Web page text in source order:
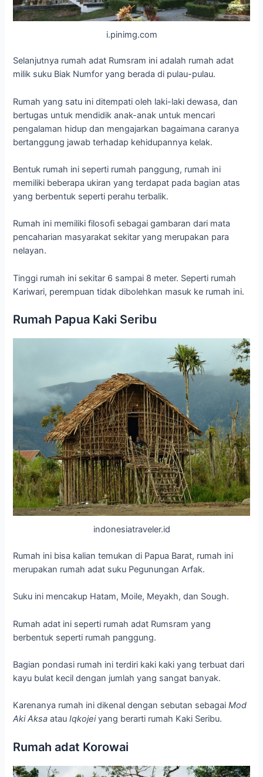
i.pinimg.com
Selanjutnya rumah adat Rumsram ini adalah rumah adat
milik suku Biak Numfor yang berada di pulau-pulau.
Rumah yang satu ini ditempati oleh laki-laki dewasa, dan
bertugas untuk mendidik anak-anak untuk mencari
pengalaman hidup dan mengajarkan bagaimana caranya
bertanggung jawab terhadap kehidupannya kelak.
Bentuk rumah ini seperti rumah panggung, rumah ini
memiliki beberapa ukiran yang terdapat pada bagian atas
yang berbentuk seperti perahu terbalik.
Rumah ini memiliki filosofi sebagai gambaran dari mata
pencaharian masyarakat sekitar yang merupakan para
nelayan.
Tinggi rumah ini sekitar 6 sampai 8 meter. Seperti rumah
Kariwari, perempuan tidak dibolehkan masuk ke rumah ini.
Rumah Papua Kaki Seribu
indonesiatraveler.id
Rumah ini bisa kalian temukan di Papua Barat, rumah ini
merupakan rumah adat suku Pegunungan Arfak.
Suku ini mencakup Hatam, Moile, Meyakh, dan Sough.
Rumah adat ini seperti rumah adat Rumsram yang
berbentuk seperti rumah panggung.
Bagian pondasi rumah ini terdiri kaki kaki yang terbuat dari
kayu bulat kecil dengan jumlah yang sangat banyak.
Karenanya rumah ini dikenal dengan sebutan sebagaiMod
Aki Aksa atauIqkojeiyang berarti rumah Kaki Seribu.
Rumah adat Korowai